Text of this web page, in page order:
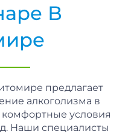
В
предлагает
алкоголизма в
условия
Наши специалисты